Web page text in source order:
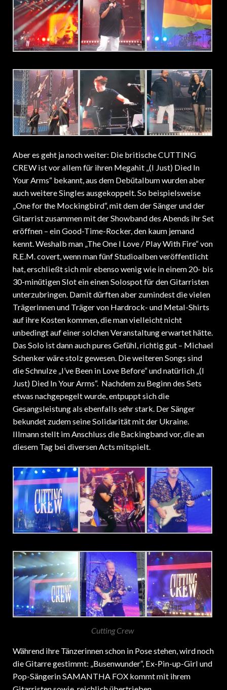
Aber es geht ja noch weiter: Die britische CUTTING
CREW ist vor allem für ihren Megahit „(I Just) Died In
Your Arms“ bekannt, aus dem Debütalbum wurden aber
auch weitere Singles ausgekoppelt. So beispielsweise
„One for the Mockingbird“, mit dem der Sänger und der
Gitarrist zusammen mit der Showband des Abends ihr Set
eröffnen – ein Good-Time-Rocker, den kaum jemand
kennt. Weshalb man „The One I Love / Play With Fire“ von
R.E.M. covert, wenn man fünf Studioalben veröffentlicht
hat, erschließt sich mir ebenso wenig wie in einem 20- bis
30-minütigen Slot ein einen Solospot für den Gitarristen
unterzubringen. Damit dürften aber zumindest die vielen
Trägerinnen und Träger von Hardrock- und Metal-Shirts
auf ihre Kosten kommen, die man vielleicht nicht
unbedingt auf einer solchen Veranstaltung erwartet hätte.
Das Solo ist dann auch pures Gefühl, richtig gut – Michael
Schenker wäre stolz gewesen. Die weiteren Songs sind
die Schnulze „I’ve Been in Love Before“ und natürlich „(I
Just) Died In Your Arms“. Nachdem zu Beginn des Sets
etwas nachgepegelt wurde, entpuppt sich die
Gesangsleistung als ebenfalls sehr stark. Der Sänger
bekundet zudem seine Solidarität mit der Ukraine.
Illmann stellt im Anschluss die Backingband vor, die an
diesem Tag bei diversen Acts mitspielt.
Cutting Crew
Während ihre Tänzerinnen schon in Pose stehen, wird noch
die Gitarre gestimmt: „Busenwunder“, Ex-Pin-up-Girl und
Pop-Sängerin SAMANTHA FOX kommt mit ihrem
Gitarristen sowie, reichlich übertrieben,